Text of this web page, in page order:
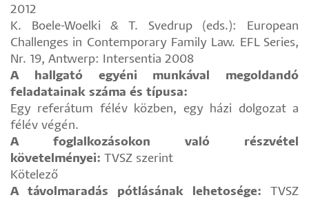
2012
K. Boele-Woelki & T. Svedrup (eds.): European
Challenges in Contemporary Family Law. EFL Series,
Nr. 19, Antwerp: Intersentia 2008
A hallgató egyéni munkával megoldandó
feladatainak száma és típusa:
Egy referátum félév közben, egy házi dolgozat a
félév végén.
A foglalkozásokon való részvétel
követelményei: TVSZ szerint
Kötelező
A távolmaradás pótlásának lehetosége: TVSZ